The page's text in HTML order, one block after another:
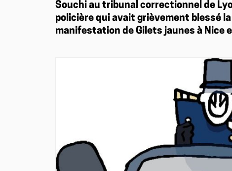
Souchi au tribunal correctionnel de
policière qui avait grièvement blessé
manifestation de Gilets jaunes à Nice